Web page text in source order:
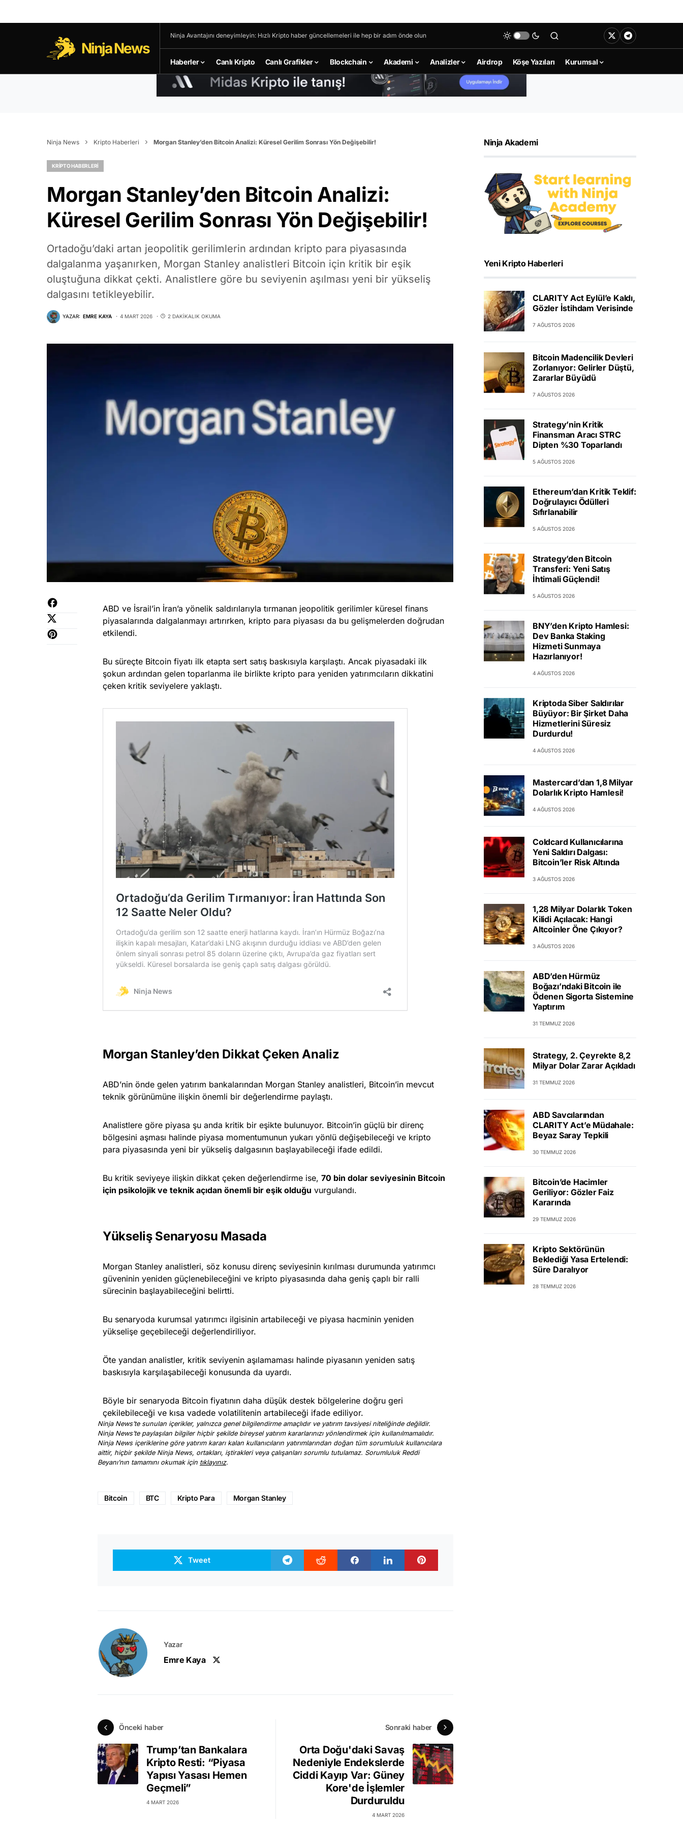
Ninja News
Ninja Avantajını deneyimleyin: Hızlı Kripto haber güncellemeleri ile hep bir adım önde olun
Haberler Canlı Kripto Canlı Grafikler Blockchain Akademi Analizler Airdrop Köşe Yazıları Kurumsal
Ninja News Kripto Haberleri Morgan Stanley’den Bitcoin Analizi: Küresel Gerilim Sonrası Yön Değişebilir!
KRIPTO HABERLERI
Morgan Stanley’den Bitcoin Analizi:
Küresel Gerilim Sonrası Yön Değişebilir!
Ortadoğu’daki artan jeopolitik gerilimlerin ardından kripto para piyasasında
dalgalanma yaşanırken, Morgan Stanley analistleri Bitcoin için kritik bir eşik
oluştuğuna dikkat çekti. Analistlere göre bu seviyenin aşılması yeni bir yükseliş
dalgasını tetikleyebilir.
YAZAR: EMRE KAYA 4 MART 2026 2 DAKIKALIK OKUMA
ABD ve İsrail’in İran’a yönelik saldırılarıyla tırmanan jeopolitik gerilimler küresel finans
piyasalarında dalgalanmayı artırırken, kripto para piyasası da bu gelişmelerden doğrudan
etkilendi.
Bu süreçte Bitcoin fiyatı ilk etapta sert satış baskısıyla karşılaştı. Ancak piyasadaki ilk
şokun ardından gelen toparlanma ile birlikte kripto para yeniden yatırımcıların dikkatini
çeken kritik seviyelere yaklaştı.
Morgan Stanley’den Dikkat Çeken Analiz
ABD’nin önde gelen yatırım bankalarından Morgan Stanley analistleri, Bitcoin’in mevcut
teknik görünümüne ilişkin önemli bir değerlendirme paylaştı.
Analistlere göre piyasa şu anda kritik bir eşikte bulunuyor. Bitcoin’in güçlü bir direnç
bölgesini aşması halinde piyasa momentumunun yukarı yönlü değişebileceği ve kripto
para piyasasında yeni bir yükseliş dalgasının başlayabileceği ifade edildi.
Bu kritik seviyeye ilişkin dikkat çeken değerlendirme ise, 70 bin dolar seviyesinin Bitcoin
için psikolojik ve teknik açıdan önemli bir eşik olduğu vurgulandı.
Yükseliş Senaryosu Masada
Morgan Stanley analistleri, söz konusu direnç seviyesinin kırılması durumunda yatırımcı
güveninin yeniden güçlenebileceğini ve kripto piyasasında daha geniş çaplı bir ralli
sürecinin başlayabileceğini belirtti.
Bu senaryoda kurumsal yatırımcı ilgisinin artabileceği ve piyasa hacminin yeniden
yükselişe geçebileceği değerlendiriliyor.
Öte yandan analistler, kritik seviyenin aşılamaması halinde piyasanın yeniden satış
baskısıyla karşılaşabileceği konusunda da uyardı.
Böyle bir senaryoda Bitcoin fiyatının daha düşük destek bölgelerine doğru geri
çekilebileceği ve kısa vadede volatilitenin artabileceği ifade ediliyor.
Ninja News’te sunulan içerikler, yalnızca genel bilgilendirme amaçlıdır ve yatırım tavsiyesi niteliğinde değildir.
Ninja News’te paylaşılan bilgiler hiçbir şekilde bireysel yatırım kararlarınızı yönlendirmek için kullanılmamalıdır.
Ninja News içeriklerine göre yatırım kararı kalan kullanıcıların yatırımlarından doğan tüm sorumluluk kullanıcılara
aittir, hiçbir şekilde Ninja News, ortakları, iştirakleri veya çalışanları sorumlu tutulamaz. Sorumluluk Reddi
Beyanı’nın tamamını okumak için tıklayınız.
Bitcoin BTC Kripto Para Morgan Stanley
Tweet
Yazar
Emre Kaya
Önceki haber
Trump’tan Bankalara
Kripto Resti: “Piyasa
Yapısı Yasası Hemen
Geçmeli”
4 MART 2026
Sonraki haber
Orta Doğu'daki Savaş
Nedeniyle Endekslerde
Ciddi Kayıp Var: Güney
Kore'de İşlemler
Durduruldu
4 MART 2026
Ninja Akademi
Yeni Kripto Haberleri
CLARITY Act Eylül’e Kaldı,
Gözler İstihdam Verisinde
7 AĞUSTOS 2026
Bitcoin Madencilik Devleri
Zorlanıyor: Gelirler Düştü,
Zararlar Büyüdü
7 AĞUSTOS 2026
Strategy’nin Kritik
Finansman Aracı STRC
Dipten %30 Toparlandı
5 AĞUSTOS 2026
Ethereum’dan Kritik Teklif:
Doğrulayıcı Ödülleri
Sıfırlanabilir
5 AĞUSTOS 2026
Strategy’den Bitcoin
Transferi: Yeni Satış
İhtimali Güçlendi!
5 AĞUSTOS 2026
BNY’den Kripto Hamlesi:
Dev Banka Staking
Hizmeti Sunmaya
Hazırlanıyor!
4 AĞUSTOS 2026
Kriptoda Siber Saldırılar
Büyüyor: Bir Şirket Daha
Hizmetlerini Süresiz
Durdurdu!
4 AĞUSTOS 2026
Mastercard’dan 1,8 Milyar
Dolarlık Kripto Hamlesi!
4 AĞUSTOS 2026
Coldcard Kullanıcılarına
Yeni Saldırı Dalgası:
Bitcoin’ler Risk Altında
3 AĞUSTOS 2026
1,28 Milyar Dolarlık Token
Kilidi Açılacak: Hangi
Altcoinler Öne Çıkıyor?
3 AĞUSTOS 2026
ABD’den Hürmüz
Boğazı’ndaki Bitcoin ile
Ödenen Sigorta Sistemine
Yaptırım
31 TEMMUZ 2026
Strategy, 2. Çeyrekte 8,2
Milyar Dolar Zarar Açıkladı
31 TEMMUZ 2026
ABD Savcılarından
CLARITY Act’e Müdahale:
Beyaz Saray Tepkili
30 TEMMUZ 2026
Bitcoin’de Hacimler
Geriliyor: Gözler Faiz
Kararında
29 TEMMUZ 2026
Kripto Sektörünün
Beklediği Yasa Ertelendi:
Süre Daralıyor
28 TEMMUZ 2026